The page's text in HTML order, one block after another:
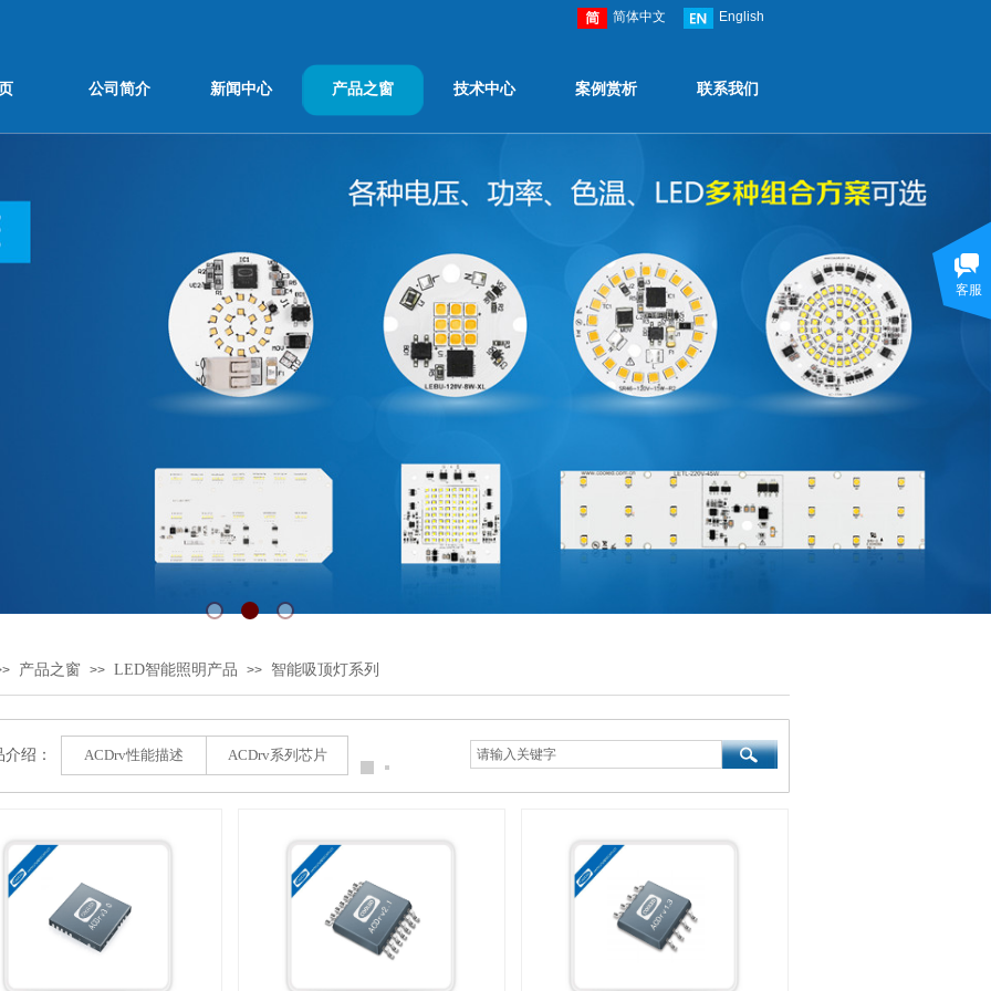
公司简介 新闻中心 产品之窗 技术中心 案例赏析 联系我们
简体中文 English
产品之窗 >> LED智能照明产品 >> 智能吸顶灯系列
绍： ACDrv性能描述 ACDrv系列芯片
客服